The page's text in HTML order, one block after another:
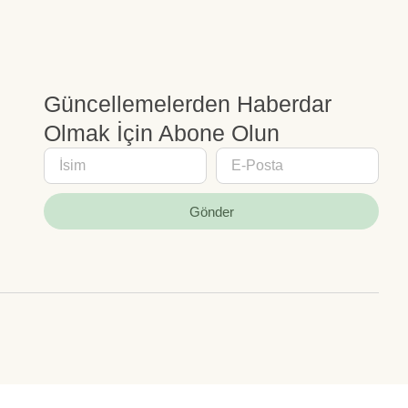
Güncellemelerden Haberdar
Olmak İçin Abone Olun
Gönder